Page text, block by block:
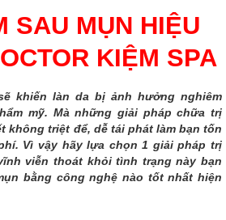
SAU MỤN HIỆU
KIỆM SPA
khiến làn da bị ảnh hưởng nghiêm
mỹ. Mà những giải pháp chữa trị
không triệt để, dễ tái phát làm bạn tốn
Vì vậy hãy lựa chọn 1 giải pháp trị
viễn thoát khỏi tình trạng này bạn
bằng công nghệ nào tốt nhất hiện